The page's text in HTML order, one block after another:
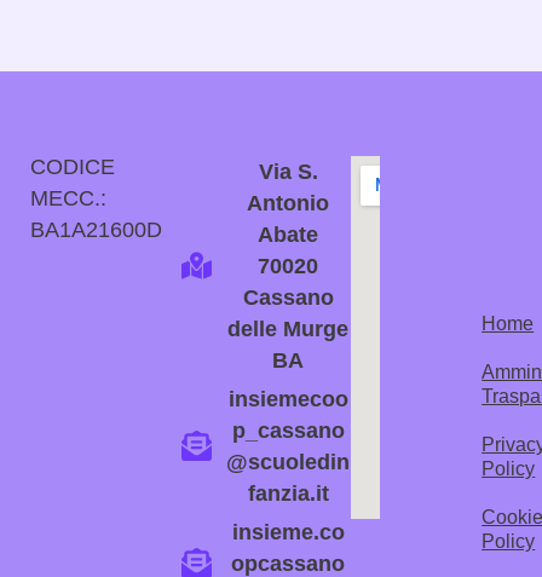
CODICE
MECC.:
BA1A21600D
Via S.
Antonio
Abate
70020
Cassano
delle Murge
BA
insiemecoo
p_cassano
@scuoledin
fanzia.it
insieme.co
opcassano
Home
Policy
Policy